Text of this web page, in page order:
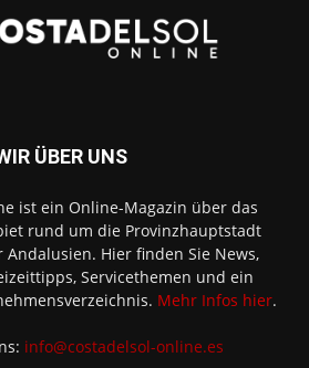
ÜBER UNS
ist ein Online-Magazin über das
rund um die Provinzhauptstadt
Andalusien. Hier finden Sie News,
Servicethemen und ein
Mehr Infos hier.
info@costadelsol-online.es